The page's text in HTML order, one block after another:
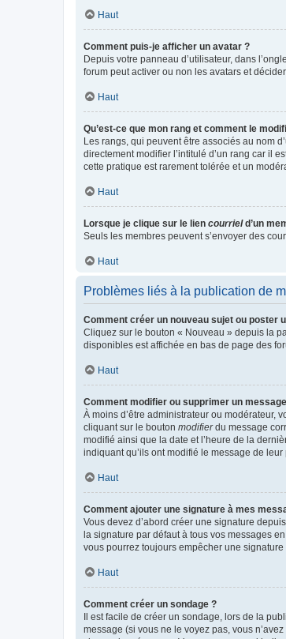
Haut
Comment puis-je afficher un avatar ?
Depuis votre panneau d’utilisateur, dans
forum peut activer ou non les avatars et
Haut
Qu’est-ce que mon rang et comment le
Les rangs, qui peuvent être associés au nom
directement modifier l’intitulé d’un rang car il
cette pratique est rarement tolérée et un
Haut
Lorsque je clique sur le lien courrield’un
Seuls les membres peuvent s’envoyer des
Haut
Problèmes liés à la publication de
Comment créer un nouveau sujet ou poster
Cliquez sur le bouton « Nouveau » depuis la
disponibles est affichée en bas de page des
Haut
Comment modifier ou supprimer un
À moins d’être administrateur ou modérateur,
cliquant sur le bouton modifierdu message
modifié ainsi que la date et l’heure de la
indiquant qu’ils ont modifié le message de
Haut
Comment ajouter une signature à mes
Vous devez d’abord créer une signature
la signature par défaut à tous vos messages
vous pourrez toujours empêcher une
Haut
Comment créer un sondage ?
Il est facile de créer un sondage, lors de la
message (si vous ne le voyez pas, vous